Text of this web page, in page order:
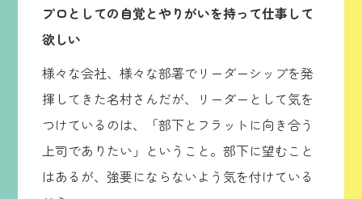
プロとしての自覚とやりがいを持って仕事して
欲しい
様々な会社、様々な部署でリーダーシップを発
揮してきた名村さんだが、リーダーとして気を
つけているのは、「部下とフラットに向き合う
上司でありたい」ということ。部下に望むこと
はあるが、強要にならないよう気を付けている